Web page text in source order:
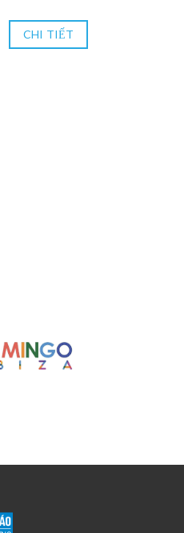
CHI TIẾT